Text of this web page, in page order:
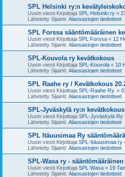
SPL Helsinki ry:n
Uusin viesti Kirjoittaja SPL Helsinki ry «
Lähetetty Sijainti: Alaosastojen tiedotteet
SPL Forssa sääntömääräinen
Uusin viesti Kirjoittaja SPL Forssa « 12
Lähetetty Sijainti: Alaosastojen tiedotteet
SPL-Kouvola ry kevätkokous
Uusin viesti Kirjoittaja SPL-Kouvola « 10
Lähetetty Sijainti: Alaosastojen tiedotteet
SPL Raahe ry / Kevätkokous
Uusin viesti Kirjoittaja SPL-Raahe Ry. «
Lähetetty Sijainti: Alaosastojen tiedotteet
SPL-Jyväskylä ry:n kevätkokous
Uusin viesti Kirjoittaja SPL-Jyväskylä Ry
Lähetetty Sijainti: Alaosastojen tiedotteet
SPL Itäuusimaa Ry
Uusin viesti Kirjoittaja SPL-Itäuusimaa ry
Lähetetty Sijainti: Alaosastojen tiedotteet
SPL-Wasa ry -
Uusin viesti Kirjoittaja SPL Wasa « 19
Lähetetty Sijainti: Alaosastojen tiedotteet